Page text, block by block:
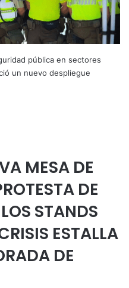
pública en sectores
un nuevo despliegue
MESA DE
DE
STANDS
ESTALLA
DE